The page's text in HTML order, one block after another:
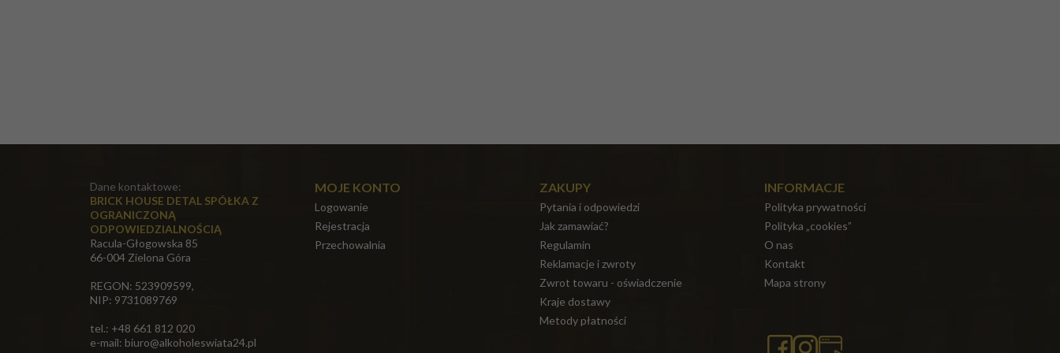
Dane kontaktowe:
BRICK HOUSE DETAL SPÓŁKA Z
OGRANICZONĄ
ODPOWIEDZIALNOŚCIĄ
Racula-Głogowska 85
66-004 Zielona Góra
REGON: 523909599,
NIP: 9731089769
tel.: +48 661 812 020
e-mail: biuro@alkoholeswiata24.pl
MOJE KONTO
Logowanie
Rejestracja
Przechowalnia
ZAKUPY
Pytania i odpowiedzi
Jak zamawiać?
Regulamin
Reklamacje i zwroty
Zwrot towaru - oświadczenie
Kraje dostawy
Metody płatności
INFORMACJE
Polityka prywatności
Polityka „cookies”
O nas
Kontakt
Mapa strony